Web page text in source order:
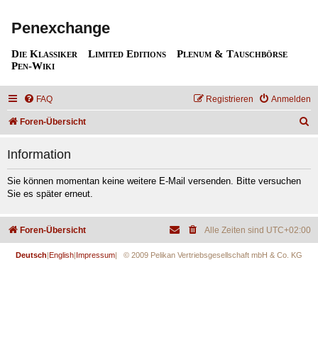
Penexchange
Die Klassiker Limited Editions
Plenum & Tauschbörse
Pen-Wiki
FAQ Anmelden
Registrieren
Foren-Übersicht
Information
Sie können momentan keine weitere E-Mail versenden. Bitte versuchen
Sie es später erneut.
Foren-Übersicht Alle Zeiten sind UTC+02:00
Deutsch|English|Impressum| © 2009 Pelikan Vertriebsgesellschaft mbH & Co. KG